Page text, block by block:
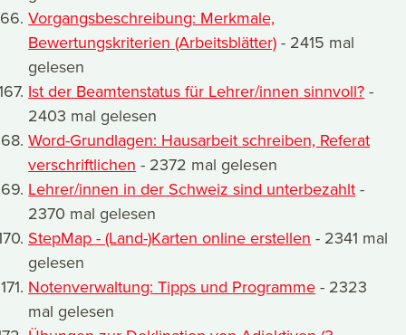
Vorgangsbeschreibung: Merkmale,
Bewertungskriterien (Arbeitsblätter) - 2415 mal
gelesen
Ist der Beamtenstatus für Lehrer/innen sinnvoll? -
2403 mal gelesen
Word-Grundlagen: Hausarbeit schreiben, Referat
verschriftlichen - 2372 mal gelesen
Lehrer/innen in der Schweiz sind unterbezahlt -
2370 mal gelesen
StepMap - (Land-)Karten online erstellen - 2341 mal
gelesen
Notenverwaltung: Tipps und Programme - 2323
mal gelesen